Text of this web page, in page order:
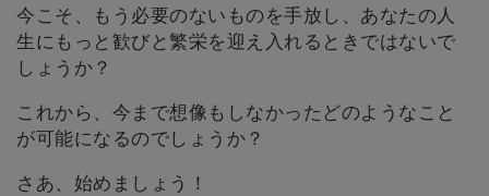
今こそ、もう必要のないものを手放し、あなたの人
生にもっと歓びと繁栄を迎え入れるときではないで
しょうか？
これから、今まで想像もしなかったどのようなこと
が可能になるのでしょうか？
さあ、始めましょう！